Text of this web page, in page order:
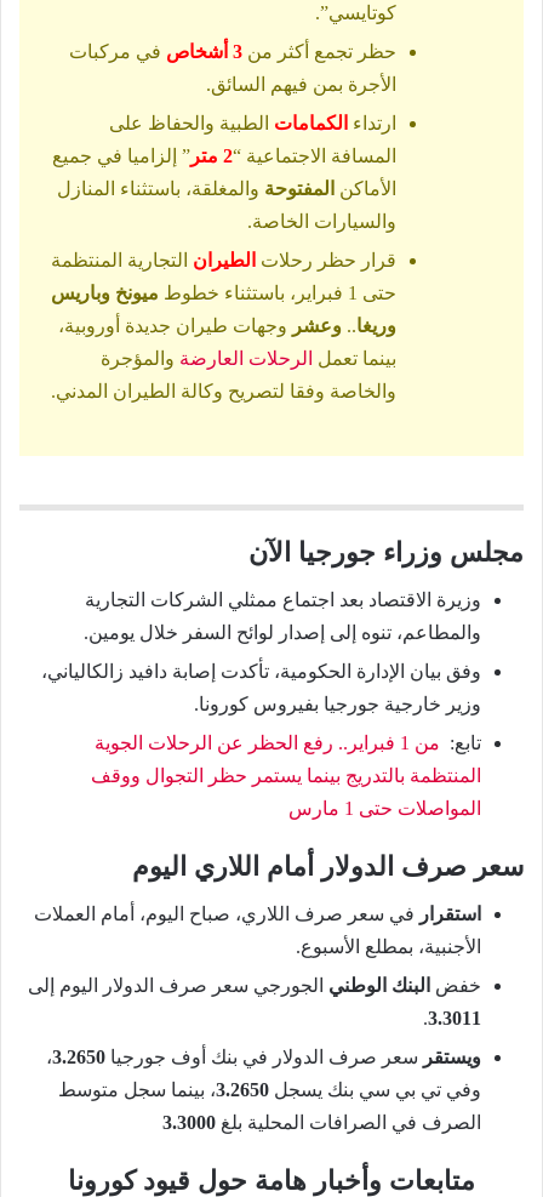
كوتايسي”.
حظر تجمع أكثر من 3 أشخاص
في مركبات
الأجرة بمن فيهم السائق.
ارتداء الكمامات الطبية والحفاظ على
المسافة الاجتماعية “2 متر
” إلزاميا في جميع
الأماكن المفتوحة والمغلقة، باستثناء المنازل
والسيارات الخاصة.
قرار حظر رحلات الطيران التجارية المنتظمة
حتى 1 فبراير، باستثناء خطوط
ميونخ وباريس
وريغا.. وعشر وجهات طيران جديدة أوروبية،
بينما تعمل الرحلات العارضة والمؤجرة
والخاصة وفقا لتصريح وكالة الطيران المدني.
مجلس وزراء جورجيا الآن
وزيرة الاقتصاد بعد اجتماع ممثلي الشركات التجارية
والمطاعم، تنوه إلى إصدار لوائح السفر خلال يومين.
وفق بيان الإدارة الحكومية، تأكدت إصابة دافيد زالكالياني،
وزير خارجية جورجيا بفيروس كورونا.
تابع:
من 1 فبراير.. رفع الحظر عن الرحلات الجوية
المنتظمة بالتدريج بينما يستمر حظر التجوال ووقف
المواصلات حتى 1 مارس
سعر صرف الدولار أمام اللاري اليوم
استقرار في سعر صرف اللاري، صباح اليوم، أمام العملات
الأجنبية، بمطلع الأسبوع.
خفض البنك الوطني الجورجي سعر صرف الدولار اليوم إلى
3.3011
.
ويستقر سعر صرف الدولار في بنك أوف جورجيا 3.2650،
وفي تي بي سي بنك يسجل 3.2650، بينما سجل متوسط
الصرف في الصرافات المحلية بلغ 3.3000
متابعات وأخبار هامة حول قيود كورونا